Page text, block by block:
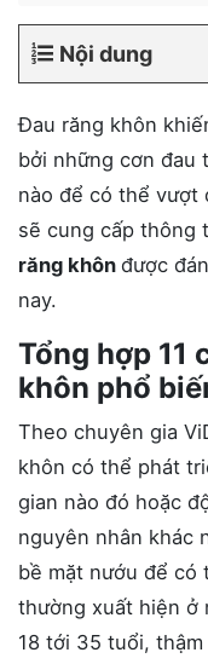
Nội dung
Đau răng khôn
bởi những cơn đau
nào để có thể vượt
sẽ cung cấp thông
răng khôn được
nay.
Tổng hợp 11
khôn phổ
Theo chuyên gia
khôn có thể phát
gian nào đó hoặc
nguyên nhân khác
bề mặt nướu để có
thường xuất hiện ở
18 tới 35 tuổi,